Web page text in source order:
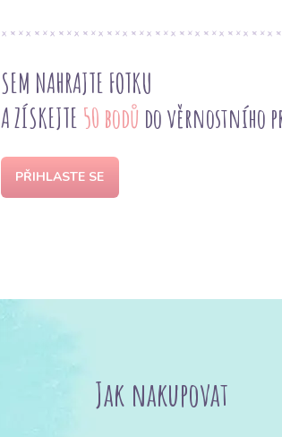
SEM NAHRAJTE FOTKU
A ZÍSKEJTE 50 bodů do věrnostního
PŘIHLASTE SE
Jak nakupovat